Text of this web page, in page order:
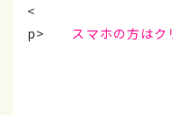
<
p> スマホの方はク